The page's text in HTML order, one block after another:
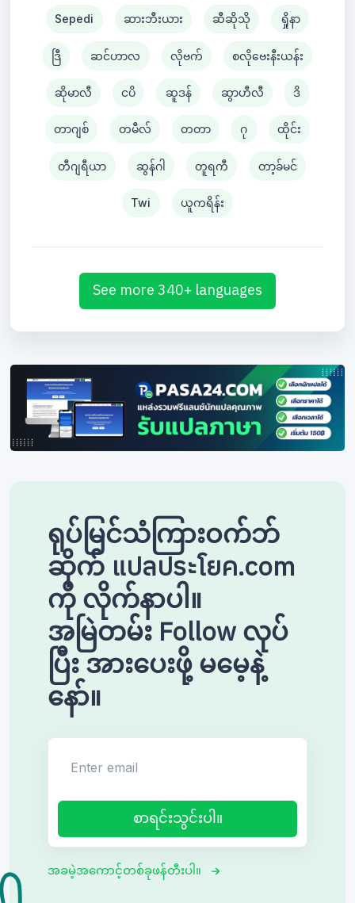
Sepedi ဆားဘီးယား ဆီဆိုသို ရှိုနာ
ဒြီ ဆင်ဟာလ လိုဗက် စလိုဗေးနီးယန်း
ဆိုမာလီ ငပိ ဆူဒန် ဆွာဟီလီ ဒိ
တာဂျစ် တမီလ် တတာ ဂု ထိုင်း
တီဂျရီယာ ဆွန်ဂါ တူရကီ တာ့ခ်မင်
Twi ယူကရိန်း
See more 340+ languages
ရုပ်မြင်သံကြားဝက်ဘ်
ဆိုက် แปลประโยค.com
ကို လိုက်နာပါ။
အမြဲတမ်း Follow လုပ်
ပြီး အားပေးဖို့ မမေ့နဲ့
နော်။
စာရင်းသွင်းပါ။
အခမဲ့အကောင့်တစ်ခုဖန်တီးပါ။